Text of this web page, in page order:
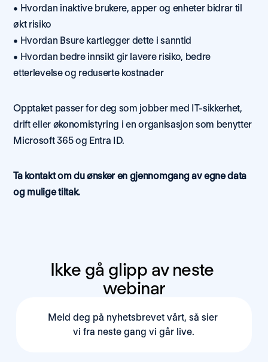
Ikke gå glipp av neste
webinar
Meld deg på nyhetsbrevet vårt, så sier
vi fra neste gang vi går live.
• Hvordan inaktive brukere, apper og enheter bidrar til
økt risiko
• Hvordan Bsure kartlegger dette i sanntid
• Hvordan bedre innsikt gir lavere risiko, bedre
etterlevelse og reduserte kostnader
Opptaket passer for deg som jobber med IT-sikkerhet,
drift eller økonomistyring i en organisasjon som benytter
Microsoft 365 og Entra ID.
Ta kontakt om du ønsker en gjennomgang av egne data
og mulige tiltak.